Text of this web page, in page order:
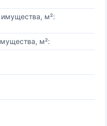
м²:
м²: